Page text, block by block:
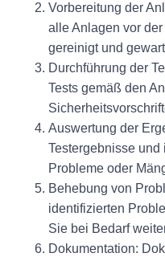
Vorbereitung der
alle Anlagen vor
gereinigt und
Durchführung der
Tests gemäß den
Auswertung der
Testergebnisse
Probleme oder
Behebung von
identifizierten
Sie bei Bedarf
Dokumentation: